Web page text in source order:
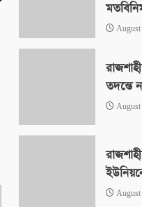
August
তদন্তে
August
August